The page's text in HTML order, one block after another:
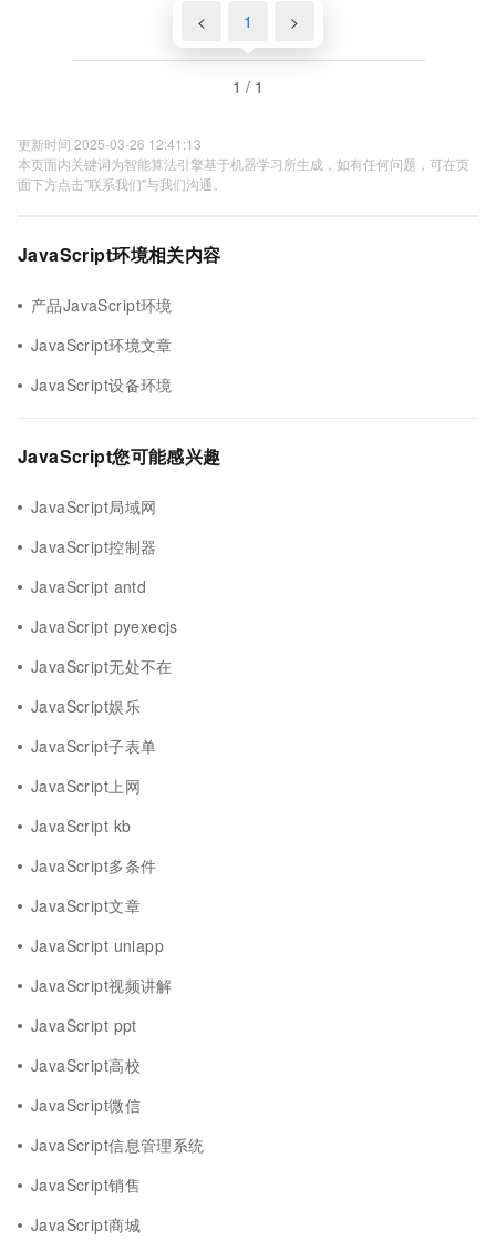
< 1 >
1 / 1
更新时间 2025-03-26 12:41:13
本页面内关键词为智能算法引擎基于机器学习所生成，如有任何问题，可在页
面下方点击"联系我们"与我们沟通。
JavaScript环境相关内容
产品JavaScript环境
JavaScript环境文章
JavaScript设备环境
JavaScript您可能感兴趣
JavaScript局域网
JavaScript控制器
JavaScript antd
JavaScript pyexecjs
JavaScript无处不在
JavaScript娱乐
JavaScript子表单
JavaScript上网
JavaScript kb
JavaScript多条件
JavaScript文章
JavaScript uniapp
JavaScript视频讲解
JavaScript ppt
JavaScript高校
JavaScript微信
JavaScript信息管理系统
JavaScript销售
JavaScript商城